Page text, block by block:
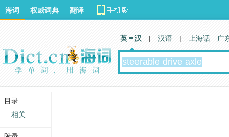
海词 权威词典 翻译
英 汉 | 汉语 | 上海话 广
目录
相关